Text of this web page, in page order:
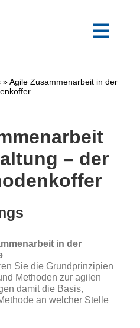
»Agile Zusammenarbeit in der
– der
in der
Sie die Grundprinzipien
Methoden zur agilen
damit die Basis,
an welcher Stelle